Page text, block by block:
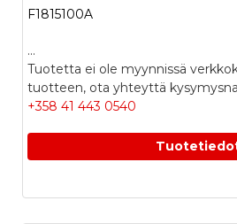
F1815100A
...
Tuotetta ei ole myynnissä
tuotteen, ota yhteyttä
+358 41 443 0540